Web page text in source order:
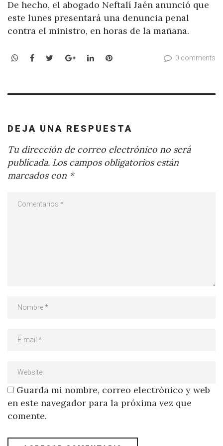
De hecho, el abogado Neftalí Jaén anunció que
este lunes presentará una denuncia penal
contra el ministro, en horas de la mañana.
WhatsApp
Facebook
TwitterGoogle+LinkedInPinterest 0 comments
DEJA UNA RESPUESTA
Tu dirección de correo electrónico no será
publicada. Los campos obligatorios están
marcados con *
Guarda mi nombre, correo electrónico y web
en este navegador para la próxima vez que
comente.